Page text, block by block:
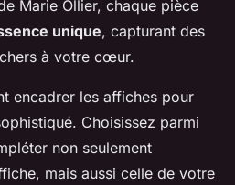
Marie Ollier, chaque pièce
unique, capturant des
à votre cœur.
encadrer les affiches pour
Choisissez parmi
non seulement
mais aussi celle de votre